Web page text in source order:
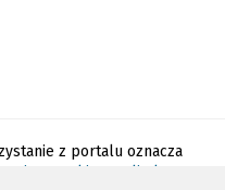
z portalu oznacza
o cookies
Polityka